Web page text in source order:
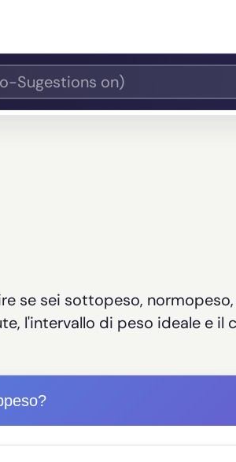
se sei sottopeso,
l'intervallo di peso ideale e il